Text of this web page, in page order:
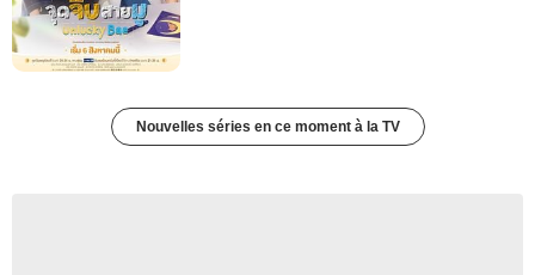
Nouvelles séries en ce moment à la TV